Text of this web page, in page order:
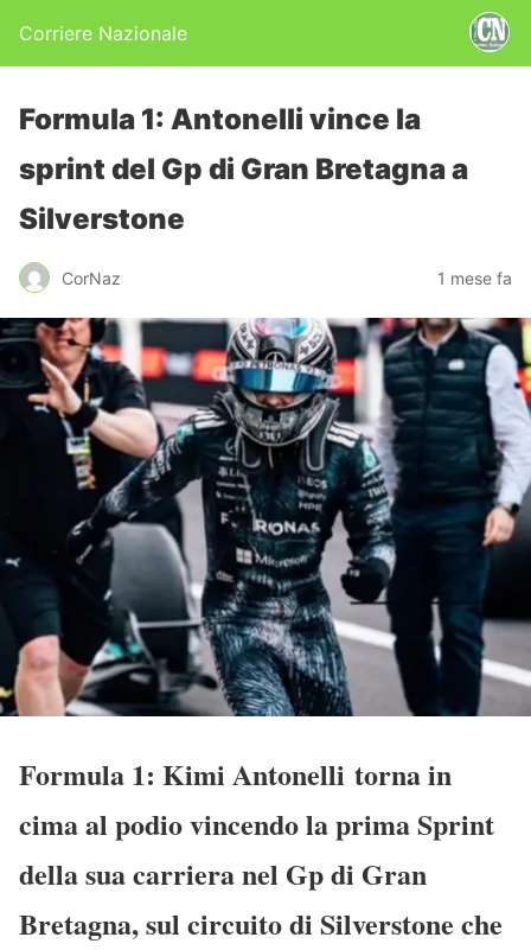
Corriere Nazionale
Formula 1: Antonelli vince la
sprint del Gp di Gran Bretagna a
Silverstone
CorNaz 1 mese fa
Formula 1: Kimi Antonelli torna in
cima al podio vincendo la prima Sprint
della sua carriera nel Gp di Gran
Bretagna, sul circuito di Silverstone che